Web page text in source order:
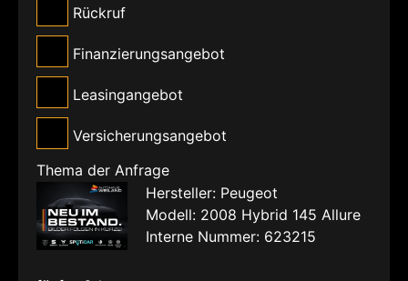
Rückruf
Finanzierungsangebot
Leasingangebot
Versicherungsangebot
Thema der Anfrage
Hersteller: Peugeot
Modell: 2008 Hybrid 145 Allure
Interne Nummer: 623215